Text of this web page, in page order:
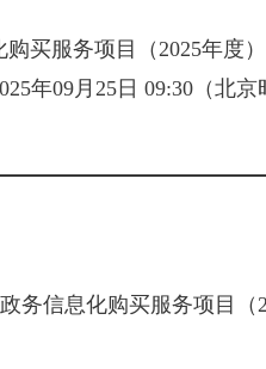
买服务项目（2025年度）
年09月25日 09:30 （北
务信息化购买服务项目（